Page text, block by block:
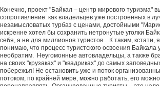
Конечно, проект "Байкал – центр мирового туризма"
сопротивление: как владельцев уже построенных в
незамысловатых турбаз с ценами, достойными
искренне хотел бы сохранить нетронутые уголки
себя, а не для миллионов туристов... К таким, кстати,
понимаю, что процесс туристского освоения Байкала
необратим. Неугомонные автовладельцы, а также
на своих "крузаках" и "квадриках" до самых
побережья! Не остановить уже и поток
потоком, по крайней мере, можно работать, его можно